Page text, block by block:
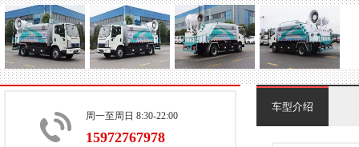
周一至周日 8:30-22:00
15972767978
车型介绍